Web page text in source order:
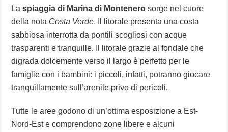
Laspiaggia di Marina di Montenero sorge nel cuore
della nota Costa Verde. Il litorale presenta una costa
sabbiosa interrotta da pontili scogliosi con acque
trasparenti e tranquille. Il litorale grazie al fondale che
digrada dolcemente verso il largo è perfetto per le
famiglie con i bambini: i piccoli, infatti, potranno giocare
tranquillamente sull’arenile privo di pericoli.
Tutte le aree godono di un’ottima esposizione a Est-
Nord-Est e comprendono zone libere e alcuni